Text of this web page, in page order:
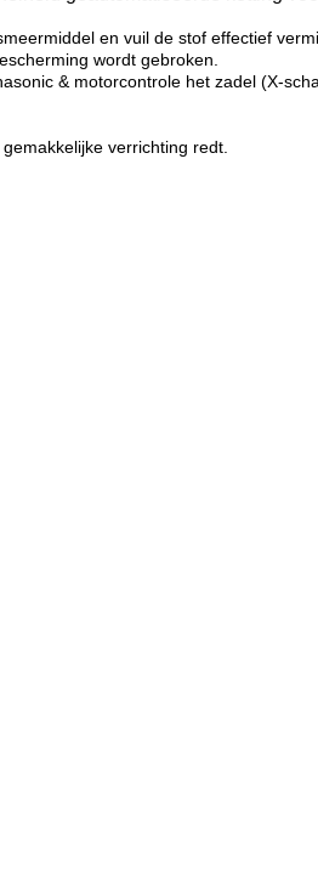
en vuil de stof effectief
wordt gebroken.
& motorcontrole het zadel (X-
verrichting redt.